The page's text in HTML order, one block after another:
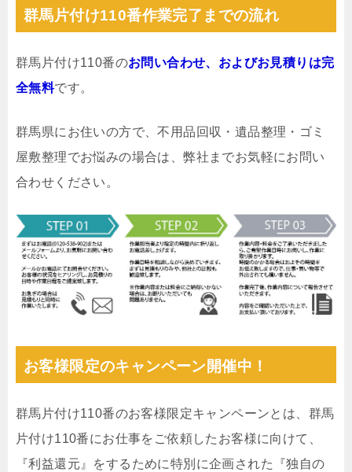
群馬片付け110番作業完了までの流れ
群馬片付け110番のお問い合わせ、およびお見積りは完
全無料です。
群馬県にお住いの方で、不用品回収・遺品整理・ゴミ
屋敷整理でお悩みの場合は、弊社までお気軽にお問い
合わせください。
お客様限定のキャンペーン開催中！
群馬片付け110番のお客様限定キャンペーンとは、群馬
片付け110番にお仕事をご依頼したお客様に向けて、
『利益還元』をするために特別に企画された『独自の